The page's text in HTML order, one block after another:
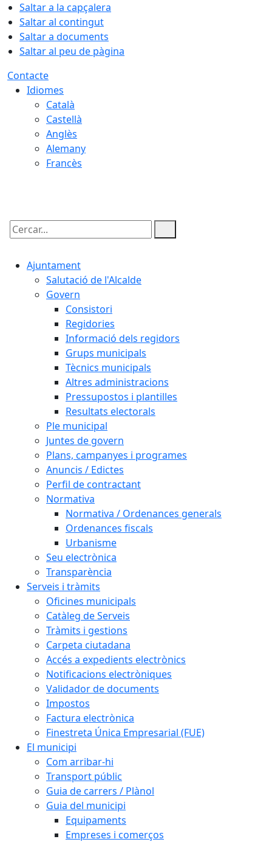
Saltar a la capçalera
Saltar al contingut
Saltar a documents
Saltar al peu de pàgina
Contacte
Idiomes
Català
Castellà
Anglès
Alemany
Francès
Cercar:
Ajuntament
Salutació de l'Alcalde
Govern
Consistori
Regidories
Informació dels regidors
Grups municipals
Tècnics municipals
Altres administracions
Pressupostos i plantilles
Resultats electorals
Ple municipal
Juntes de govern
Plans, campanyes i programes
Anuncis / Edictes
Perfil de contractant
Normativa
Normativa / Ordenances generals
Ordenances fiscals
Urbanisme
Seu electrònica
Transparència
Serveis i tràmits
Oficines municipals
Catàleg de Serveis
Tràmits i gestions
Carpeta ciutadana
Accés a expedients electrònics
Notificacions electròniques
Validador de documents
Impostos
Factura electrònica
Finestreta Única Empresarial (FUE)
El municipi
Com arribar-hi
Transport públic
Guia de carrers / Plànol
Guia del municipi
Equipaments
Empreses i comerços